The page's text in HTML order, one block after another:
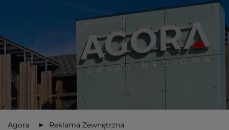
Agora
Reklama Zewnętrzna